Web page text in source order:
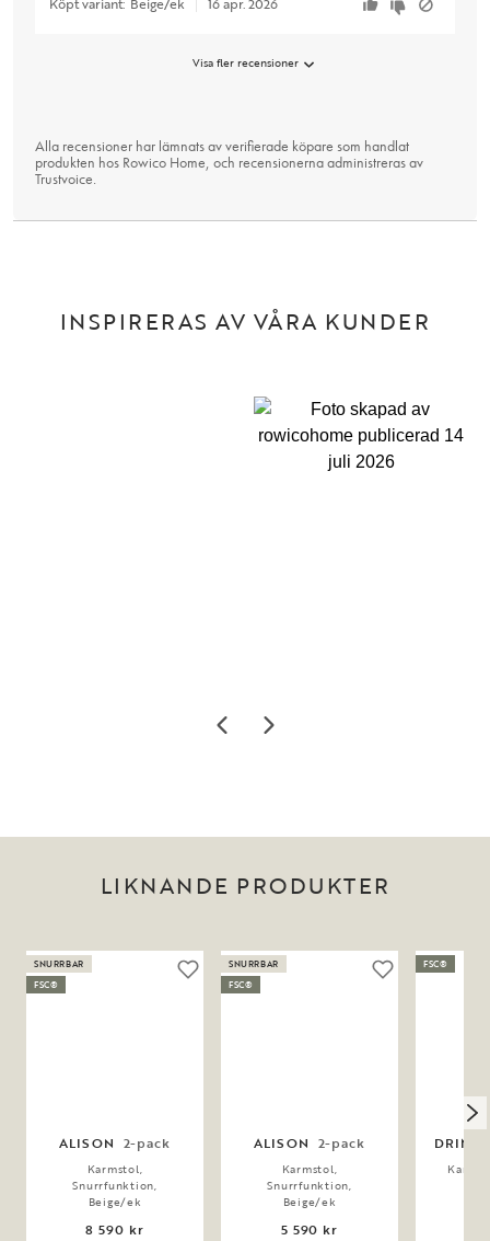
Visa fler recensioner
Alla recensioner har lämnats av verifierade köpare som handlat
produkten hos Rowico Home, och recensionerna administreras av
Trustvoice.
INSPIRERAS AV VÅRA KUNDER
LIKNANDE PRODUKTER
ALISON 2-pack
Karmstol,
Snurrfunktion,
Beige/ek
8 590 kr
SNURRBAR
FSC®
ALISON 2-pack
Karmstol,
Snurrfunktion,
Beige/ek
5 590 kr
SNURRBAR
FSC®
FSC®